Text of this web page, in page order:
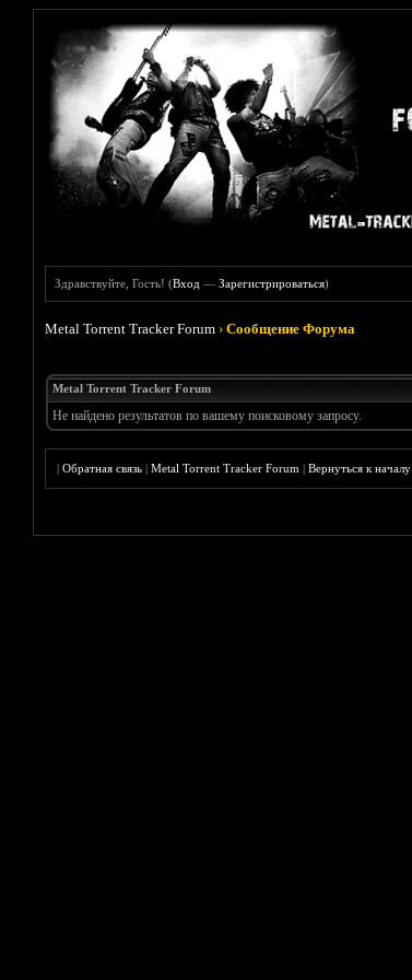
Здравствуйте, Гость! (Вход —Зарегистрироваться)
Metal Torrent Tracker Forum ›Сообщение Форума
Metal Torrent Tracker Forum
Не найдено результатов по вашему поисковому запросу.
|Обратная связь |Metal Torrent Tracker Forum |Вернуться к началу